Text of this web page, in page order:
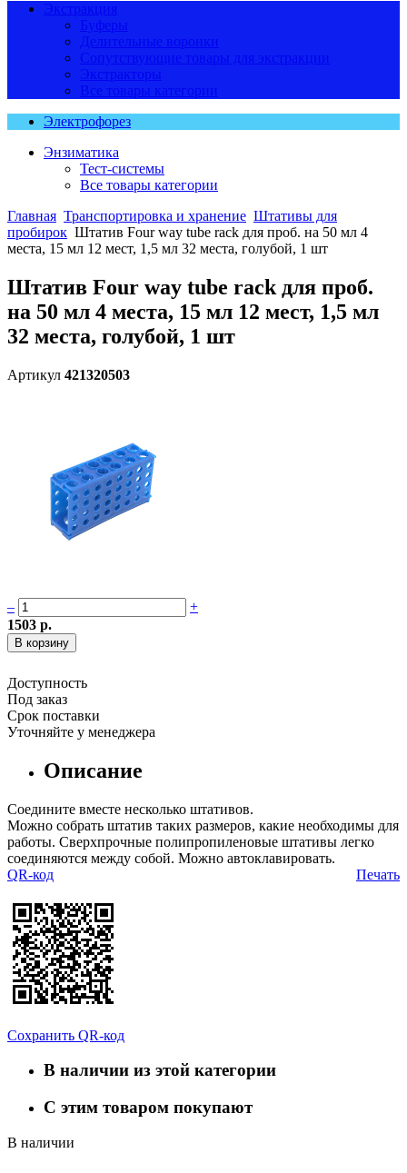
Экстракция
Буферы
Делительные воронки
Сопутствующие товары для экстракции
Экстракторы
Все товары категории
Электрофорез
Энзиматика
Тест-системы
Все товары категории
Главная Транспортировка и хранение Штативы для
пробирок Штатив Four way tube rack для проб. на 50 мл 4
места, 15 мл 12 мест, 1,5 мл 32 места, голубой, 1 шт
Штатив Four way tube rack для проб.
на 50 мл 4 места, 15 мл 12 мест, 1,5 мл
32 места, голубой, 1 шт
Артикул 421320503
–
+
1503 р.
Доступность
Под заказ
Срок поставки
Уточняйте у менеджера
Описание
Соедините вместе несколько штативов.
Можно собрать штатив таких размеров, какие необходимы для
работы. Сверхпрочные полипропиленовые штативы легко
соединяются между собой. Можно автоклавировать.
Печать
QR-код
Сохранить QR-код
В наличии из этой категории
С этим товаром покупают
В наличии